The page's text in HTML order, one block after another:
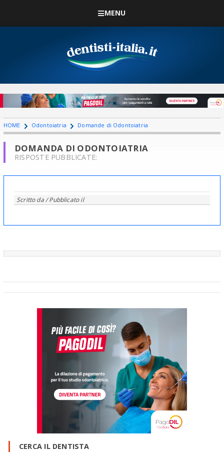
MENU
HOME Odontoiatria Domande di Odontoiatria
DOMANDA DI ODONTOIATRIA
RISPOSTE PUBBLICATE:
Scritto da/ Pubblicato il
CERCA IL DENTISTA